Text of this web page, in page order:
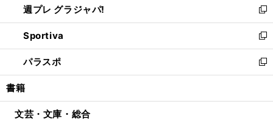
く
で
開
く
ィ
ン
ド
ウ
で
開
い
ウ
ィ
ン
ド
ウ
開
週プレ グラジャパ!
新
し
い
ウ
ィ
ン
ウ
Sportiva
新
し
い
ウ
ン
パラスポ
新
し
ウ
書籍
文芸・文庫・総合